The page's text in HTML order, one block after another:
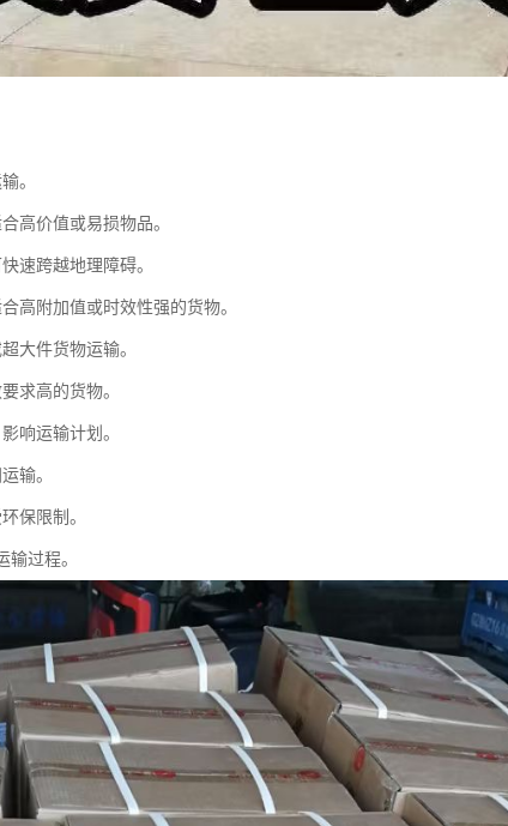
。
高价值或易损物品。
速跨越地理障碍。
高附加值或时效性强的货物。
大件货物运输。
求高的货物。
响运输计划。
输。
保限制。
过程。